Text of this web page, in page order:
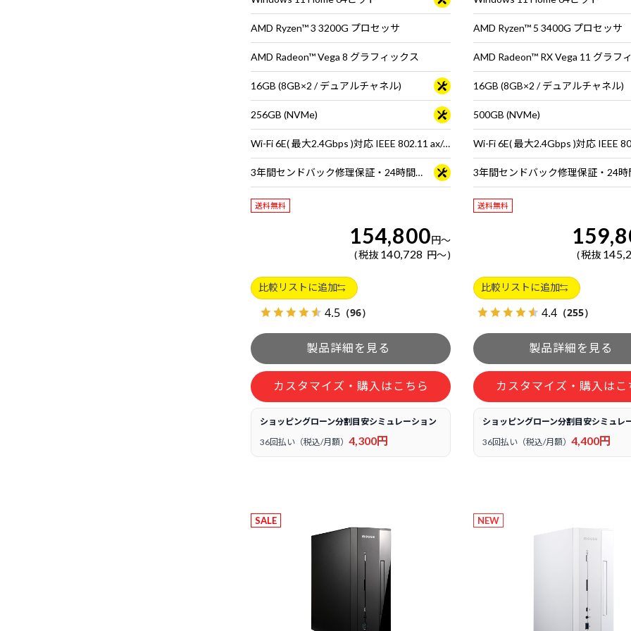
AMD Ryzen™ 3 3200G プロセッサ
AMD Radeon™ Vega 8 グラフィックス
16GB (8GB×2 / デュアルチャネル)
256GB (NVMe)
Wi-Fi 6E( 最大2.4Gbps )対応 IEEE 802.11 ax/ac/a/b/g/n準拠 ＋ Bluetooth 5内蔵
3年間センドバック修理保証・24時間×365日電話サポート
送料無料
154,800円～
税抜 140,728 円～
比較リストに追加
4.5 （96）
カスタマイズ・購入はこちら
ショッピングローン分割目安シミュレーション
36回払い（税込/月額） 4,300円
AMD Ryzen™ 5 3400G プロセッサ
AMD Radeon™ RX Vega 11 グラフ
16GB (8GB×2 / デュアルチャネル)
500GB (NVMe)
送料無料
税抜
比較リストに追加
4.4 （255）
カスタマイズ・購入はこ
ショッピングローン分割目安シミュレ
36回払い（税込/月額） 4,400円
SALE NEW